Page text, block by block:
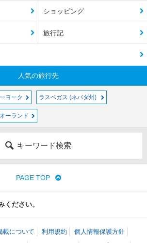
ショッピング
旅行記
人気の旅行先
ヨーク ラスベガス (ネバダ州)
オーランド
キーワード検索
PAGE TOP
ください。
載について 利用規約
個人情報保護方針